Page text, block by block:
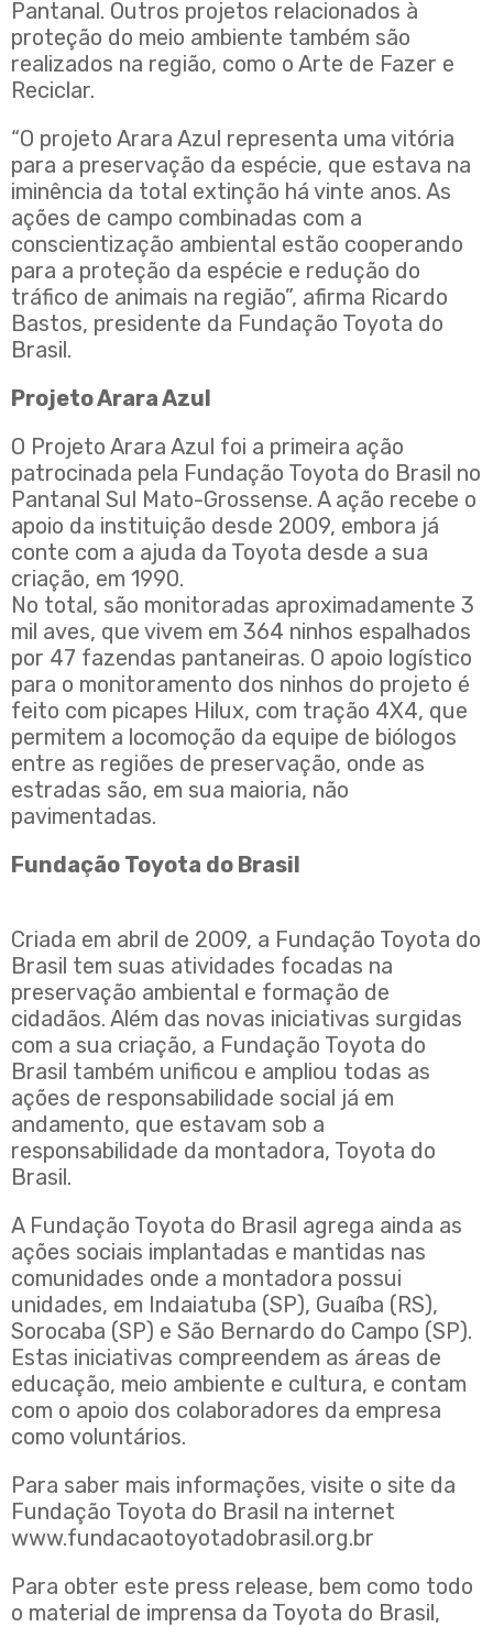
Pantanal. Outros projetos relacionados à
proteção do meio ambiente também são
realizados na região, como o Arte de Fazer e
Reciclar.
“O projeto Arara Azul representa uma vitória
para a preservação da espécie, que estava na
iminência da total extinção há vinte anos. As
ações de campo combinadas com a
conscientização ambiental estão cooperando
para a proteção da espécie e redução do
tráfico de animais na região”, afirma Ricardo
Bastos, presidente da Fundação Toyota do
Brasil.
Projeto Arara Azul
O Projeto Arara Azul foi a primeira ação
patrocinada pela Fundação Toyota do Brasil no
Pantanal Sul Mato-Grossense. A ação recebe o
apoio da instituição desde 2009, embora já
conte com a ajuda da Toyota desde a sua
criação, em 1990.
No total, são monitoradas aproximadamente 3
mil aves, que vivem em 364 ninhos espalhados
por 47 fazendas pantaneiras. O apoio logístico
para o monitoramento dos ninhos do projeto é
feito com picapes Hilux, com tração 4X4, que
permitem a locomoção da equipe de biólogos
entre as regiões de preservação, onde as
estradas são, em sua maioria, não
pavimentadas.
Fundação Toyota do Brasil
Criada em abril de 2009, a Fundação Toyota do
Brasil tem suas atividades focadas na
preservação ambiental e formação de
cidadãos. Além das novas iniciativas surgidas
com a sua criação, a Fundação Toyota do
Brasil também unificou e ampliou todas as
ações de responsabilidade social já em
andamento, que estavam sob a
responsabilidade da montadora, Toyota do
Brasil.
A Fundação Toyota do Brasil agrega ainda as
ações sociais implantadas e mantidas nas
comunidades onde a montadora possui
unidades, em Indaiatuba (SP), Guaíba (RS),
Sorocaba (SP) e São Bernardo do Campo (SP).
Estas iniciativas compreendem as áreas de
educação, meio ambiente e cultura, e contam
com o apoio dos colaboradores da empresa
como voluntários.
Para saber mais informações, visite o site da
Fundação Toyota do Brasil na internet
www.fundacaotoyotadobrasil.org.br
Para obter este press release, bem como todo
o material de imprensa da Toyota do Brasil,